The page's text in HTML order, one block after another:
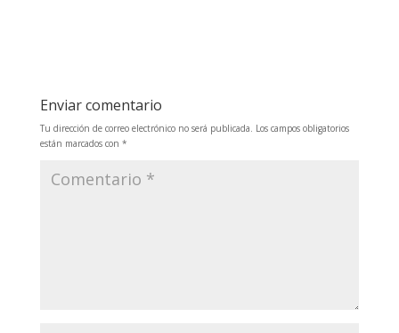
Enviar comentario
Tu dirección de correo electrónico no será publicada. Los campos obligatorios
están marcados con *